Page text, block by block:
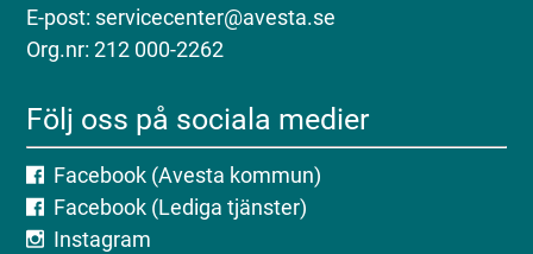
E-post: servicecenter@avesta.se
Org.nr: 212 000-2262
Följ oss på sociala medier
Facebook (Avesta kommun)
Facebook (Lediga tjänster)
Instagram